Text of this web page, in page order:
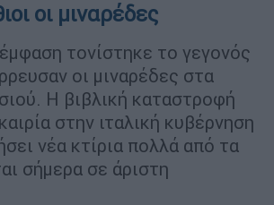
οι μιναρέδες
τονίστηκε το γεγονός
οι μιναρέδες στα
Η βιβλική καταστροφή
στην ιταλική κυβέρνηση
νέα κτίρια πολλά από τα
σήμερα σε άριστη